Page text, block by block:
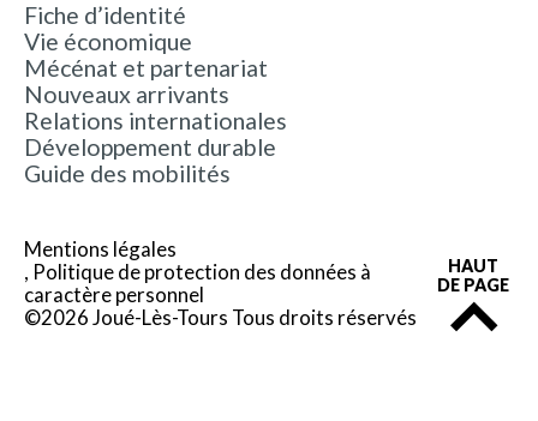
Fiche d’identité
Vie économique
Mécénat et partenariat
Nouveaux arrivants
Relations internationales
Développement durable
Guide des mobilités
Mentions légales
Politique de protection des données à
caractère personnel
©2026 Joué-Lès-Tours Tous droits réservés
HAUT
DE PAGE